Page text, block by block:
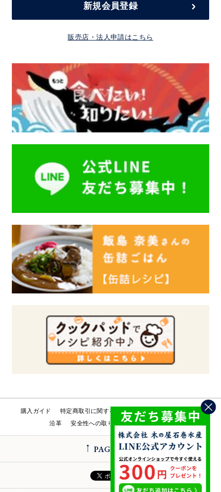
新規会員登録
販売店・法人申請はこちら
購入ガイド 特定商取引に関する法律 会社概要
工場直売所
沿革
安全性への取り組み お問い合わせ
PAGE TOP